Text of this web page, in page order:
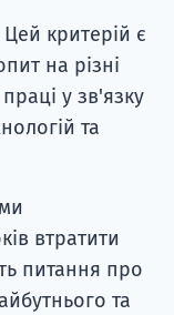
Цей критерій є
на різні
у зв'язку
та
втратити
питання про
та